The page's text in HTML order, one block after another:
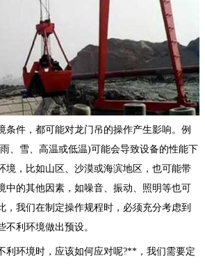
条件，都可能对龙门吊的操作产生影响。例
、雪、高温或低温)可能会导致设备的性能下
境，比如山区、沙漠或海滨地区，也可能带
中的其他因素，如噪音、振动、照明等也可
，我们在制定操作规程时，必须充分考虑到
利环境做出预设。
利环境时，应该如何应对呢?**，我们需要定